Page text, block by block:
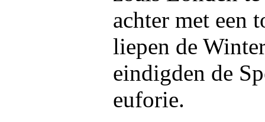
achter met een
liepen de
eindigden de
euforie.